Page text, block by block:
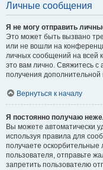
Личные сообщения
Я не могу отправить
Это может быть вызвано
или не вошли на
личных сообщений на всей
это вам лично. Свяжитесь
получения
Вернуться к началу
Я постоянно получаю
Вы можете автоматически
используя правила для
получаете оскорбительные
пользователя, отправьте
запретить пользователю